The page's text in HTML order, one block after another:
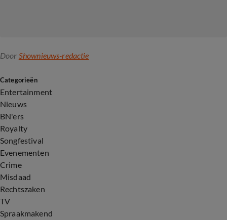
Door Shownieuws-redactie
Categorieën
Entertainment
Nieuws
BN'ers
Royalty
Songfestival
Evenementen
Crime
Misdaad
Rechtszaken
TV
Spraakmakend